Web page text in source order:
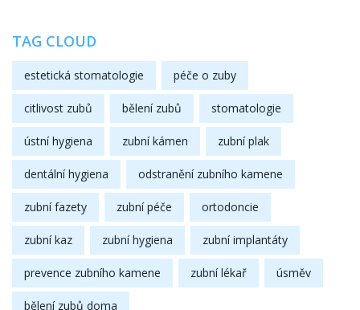
TAG CLOUD
estetická stomatologie péče o zuby
citlivost zubů bělení zubů stomatologie
ústní hygiena zubní kámen zubní plak
dentální hygiena odstranění zubního kamene
zubní fazety zubní péče ortodoncie
zubní kaz zubní hygiena zubní implantáty
prevence zubního kamene zubní lékař úsměv
bělení zubů doma